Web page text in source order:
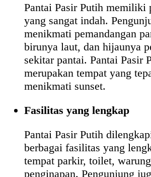
Pantai Pasir Putih memiliki
yang sangat indah.
menikmati pemandangan
birunya laut, dan hijaunya
sekitar pantai. Pantai Pasir
merupakan tempat yang
menikmati sunset.
Fasilitas yang lengkap
Pantai Pasir Putih
berbagai fasilitas yang
tempat parkir, toilet,
penginapan. Pengunjung